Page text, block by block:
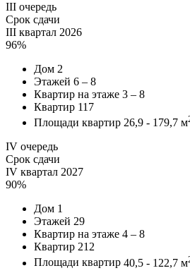
III очередь
Срок сдачи
III квартал 2026
96%
Дом 2
Этажей 6 – 8
Квартир на этаже 3 – 8
Квартир 117
Площади квартир 26,9 - 179,7 м
IV очередь
Срок сдачи
IV квартал 2027
90%
Дом 1
Этажей 29
Квартир на этаже 4 – 8
Квартир 212
Площади квартир 40,5 - 122,7 м